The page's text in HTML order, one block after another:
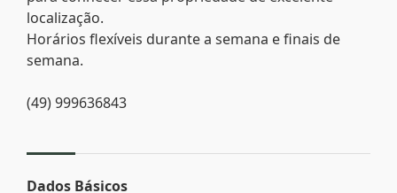
localização.
Horários flexíveis durante a semana e finais de
semana.
(49) 999636843
Dados Básicos